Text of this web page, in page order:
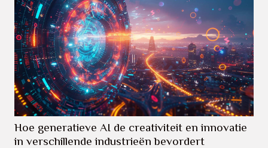
Hoe generatieve AI de creativiteit en innovatie
in verschillende industrieën bevordert